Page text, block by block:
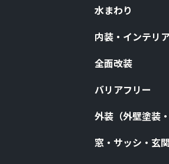
⽔まわり
内装・インテリ
全⾯改装
バリアフリー
外装（外壁塗装
窓・サッシ・⽞